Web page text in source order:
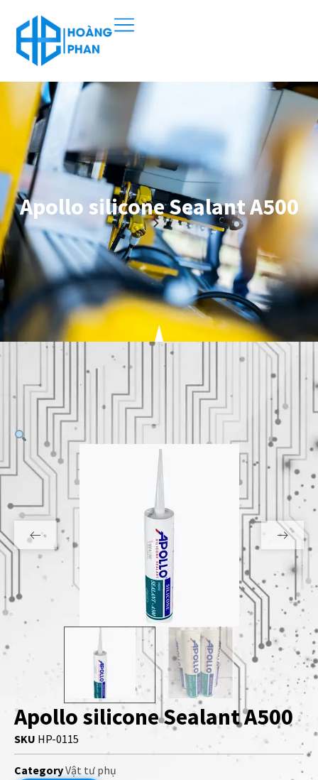
Apollo silicone Sealant A500
Apollo silicone Sealant A500
SKU HP-0115
CategoryVật tư phụ